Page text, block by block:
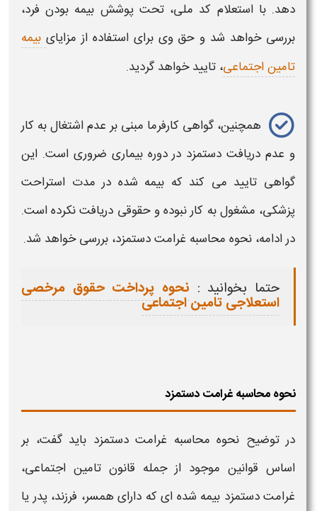
دهد. با استعلام کد ملی، تحت پوشش بیمه‌ بودن فرد،
بررسی خواهد شد و حق وی برای استفاده از مزایای بیمه
تامین اجتماعی، تایید خواهد گردید.
همچنین، گواهی کارفرما مبنی بر عدم اشتغال به کار
و عدم دریافت دستمزد در دوره بیماری ضروری است. این
گواهی تایید می کند که بیمه شده در مدت استراحت
پزشکی، مشغول به کار نبوده و حقوقی دریافت نکرده است.
در ادامه، نحوه محاسبه غرامت دستمزد، بررسی خواهد شد.
حتما بخوانید : نحوه پرداخت حقوق مرخصی
استعلاجی تامین اجتماعی
نحوه محاسبه غرامت دستمزد
در توضیح نحوه محاسبه غرامت دستمزد باید گفت، بر
اساس قوانین موجود از جمله قانون تامین اجتماعی،
غرامت دستمزد بیمه‌ شده‌ ای که دارای همسر، فرزند، پدر یا